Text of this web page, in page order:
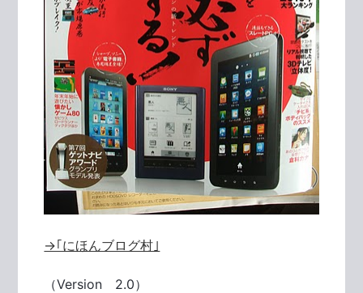
→｢にほんブログ村｣
（Version 2.0）